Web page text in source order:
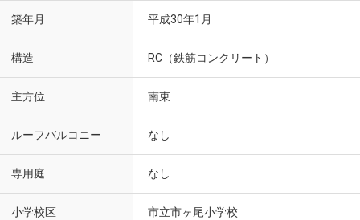
築年月 平成30年1月
構造 RC（鉄筋コンクリート）
主方位 南東
ルーフバルコニー なし
専用庭 なし
小学校区 市立市ヶ尾小学校